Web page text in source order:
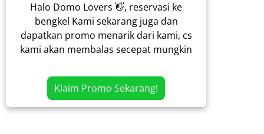
Halo Domo Lovers 👋, reservasi ke
bengkel Kami sekarang juga dan
dapatkan promo menarik dari kami, cs
kami akan membalas secepat mungkin
Klaim Promo Sekarang!